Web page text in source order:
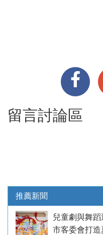
留言討論區
推薦新聞
兒童劇與舞
市客委會打